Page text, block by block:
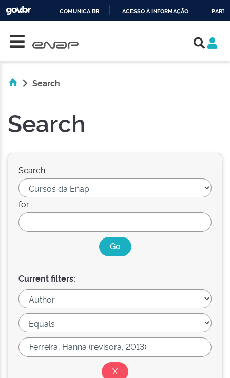
COMUNICA BR ACESSO À INFORMAÇÃO
Search
Search
Search:
for
Current filters: